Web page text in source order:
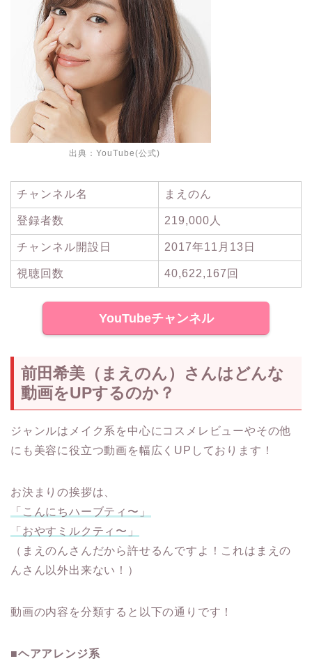
出典： YouTube(公式)
チャンネル名 まえのん
登録者数 219,000人
チャンネル開設日 2017年11月13日
視聴回数 40,622,167回
YouTubeチャンネル
前田希美（まえのん）さんはどんな
動画をUPするのか？
ジャンルはメイク系を中心にコスメレビューやその他
にも美容に役立つ動画を幅広くUPしております！
お決まりの挨拶は、
「こんにちハーブティ〜」
「おやすミルクティ〜」
（まえのんさんだから許せるんですよ！これはまえの
んさん以外出来ない！）
動画の内容を分類すると以下の通りです！
■ヘアアレンジ系